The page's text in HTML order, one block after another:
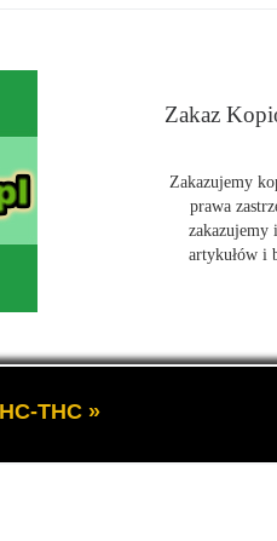
Zakaz
Zakazujemy
prawa
zakazujemy
artykułów i
oraz THC a także CBD.
THC »